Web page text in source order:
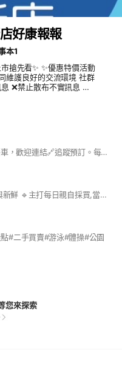
好康報報
本1
🌈這裡有很多隱藏版的美食餐車，歡迎連結🔗追蹤預訂。每週都會預告下週出席的餐車以及行程。🥰 ⚠️沙崙餐車市集預訂社群版規⚠️ 1.開放兩天前記事本上架接受預訂。 2.嚴禁討論與沙崙商圈餐車無關的話題，警告三次將剔除社群。 3.營業時段盡量保持版面乾淨，尊重現場的朋友及營業中的訂餐權益。 4.嚴禁製造對立以及挑起傷害仇恨言語，違者直接剔除。 5.預訂餐點逾時未能取餐，敬請務必告知餐車延後或是取消，切勿輕易棄單！重大棄單者直接剔除。 6.真的美味好吃，敬請不吝分享與大家嘗試體驗！有缺失也請不吝指導賜教，我們才能更加改良進步。 以上 如有未說明的部分，未來將再增刪修改。
［本味 ］來自於食材的原味與新鮮 🔹主打每日親自採買,當天現做 呈現出最新鮮 最優質 最天然的好味道 🔹讓出門在外的你也能感受像是在家吃飯的溫暖 🔹每一口都是溫暖的問候,每一道菜色都是心意的味道♥️ 🔹一盒🍱裝著滿滿的幸福和滿足🍽
#二手買賣#游泳#體操#公園
您來探索